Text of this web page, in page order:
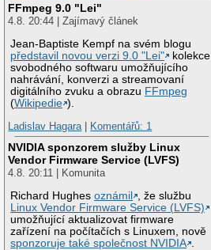
FFmpeg 9.0 "Lei"
4.8. 20:44 | Zajímavý článek
Jean-Baptiste Kempf na svém blogu
představil novou verzi 9.0 "Lei"
kolekce
svobodného softwaru umožňujícího
nahrávání, konverzi a streamovaní
digitálního zvuku a obrazu FFmpeg
(Wikipedie ).
Ladislav Hagara| Komentářů: 1
NVIDIA sponzorem služby Linux
Vendor Firmware Service (LVFS)
4.8. 20:11 | Komunita
Richard Hughesoznámil
, že službu
Linux Vendor Firmware Service (LVFS)
umožňující aktualizovat firmware
zařízení na počítačích s Linuxem, nově
sponzoruje také společnost NVIDIA